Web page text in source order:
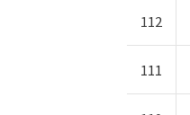
112
111